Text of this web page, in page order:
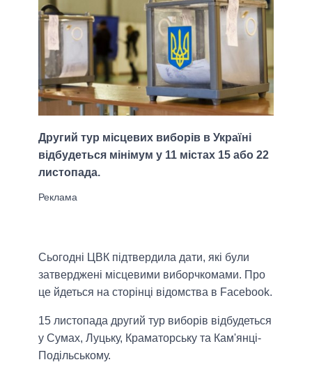
Другий тур місцевих виборів в Україні
відбудеться мінімум у 11 містах 15 або 22
листопада.
Сьогодні ЦВК підтвердила дати, які були
затверджені місцевими виборчкомами. Про
це йдеться на сторінці відомства в Facebook.
15 листопада другий тур виборів відбудеться
у Сумах, Луцьку, Краматорську та Кам'янці-
Подільському.